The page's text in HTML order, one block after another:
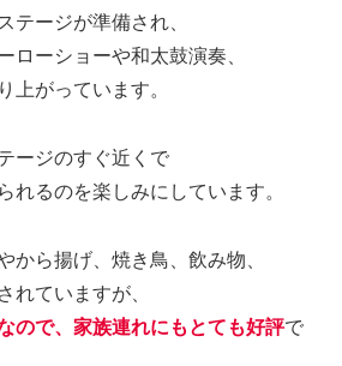
テージが準備され、
ローショーや和太鼓演奏、
上がっています。
ージのすぐ近くで
れるのを楽しみにしています。
から揚げ、焼き鳥、飲み物、
れていますが、
ので、家族連れにもとても好評で